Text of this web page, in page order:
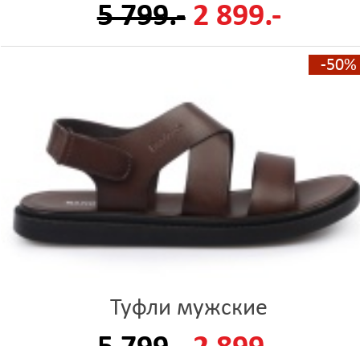
5 799.- 2 899.-
-50%
Туфли мужские